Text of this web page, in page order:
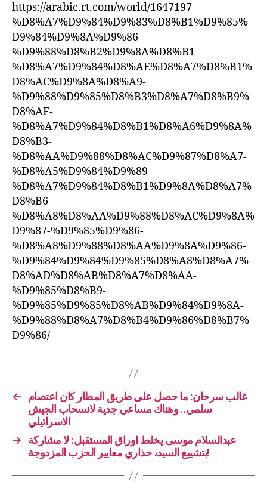
https://arabic.rt.com/world/1647197-
%D8%A7%D9%84%D9%83%D8%B1%D9%85%
D9%84%D9%8A%D9%86-
%D9%88%D8%B2%D9%8A%D8%B1-
%D8%A7%D9%84%D8%AE%D8%A7%D8%B1%
D8%AC%D9%8A%D8%A9-
%D9%88%D9%85%D8%B3%D8%A7%D8%B9%
D8%AF-
%D8%A7%D9%84%D8%B1%D8%A6%D9%8A%
D8%B3-
%D8%AA%D9%88%D8%AC%D9%87%D8%A7-
%D8%A5%D9%84%D9%89-
%D8%A7%D9%84%D8%B1%D9%8A%D8%A7%
D8%B6-
%D8%A8%D8%AA%D9%88%D8%AC%D9%8A%
D9%87-%D9%85%D9%86-
%D8%A8%D9%88%D8%AA%D9%8A%D9%86-
%D9%84%D9%84%D9%85%D8%A8%D8%A7%
D8%AD%D8%AB%D8%A7%D8%AA-
%D9%85%D8%B9-
%D9%85%D9%85%D8%AB%D9%84%D9%8A-
%D9%88%D8%A7%D8%B4%D9%86%D8%B7%
D9%86/
←
غالب سرحان: ما حصل على طريق المطار كان اعتصام
سلمي.. وهناك مساعي جدية لانسحاب الجيش
الاسرائيلي
→
عبدالسلام موسى يخلط اوراق المستقبل: لا مشاركة
بتشييع السيد، حذاري معايير الحزب المزدوجة!